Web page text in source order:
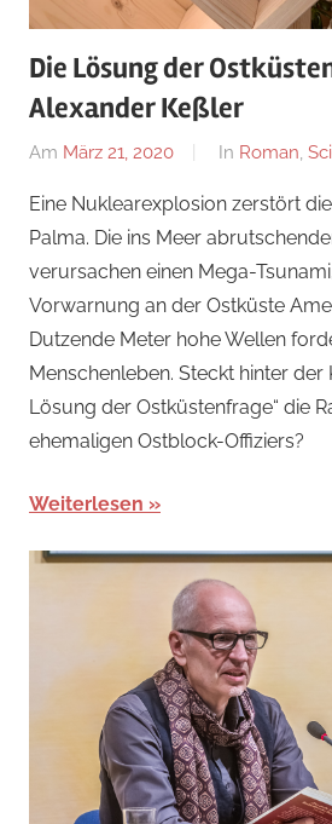
Die Lösung der
Alexander Keßler
Am März 21, 2020
Von
In Roman,
Eine Nuklearexplosion zerstört
Palma. Die ins Meer
verursachen einen Mega-
Vorwarnung an der Ostküste
Dutzende Meter hohe Wellen
Menschenleben. Steckt hinter der
Lösung der Ostküstenfrage“ die
ehemaligen Ostblock-Offiziers?
Weiterlesen